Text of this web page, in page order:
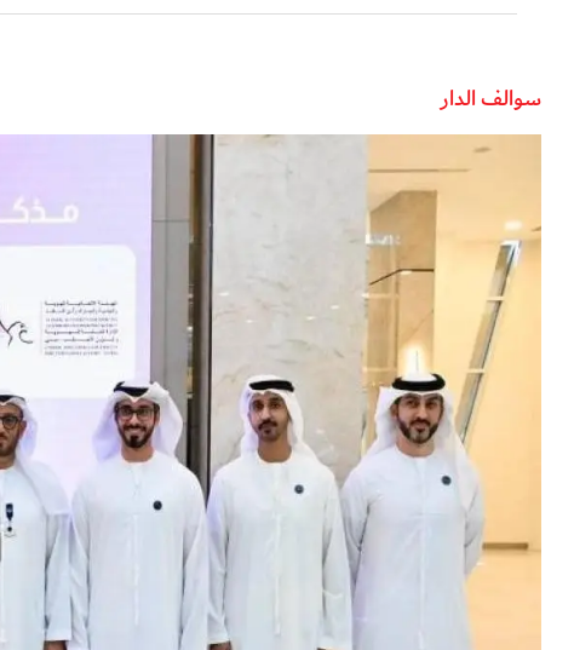
سوالف الدار